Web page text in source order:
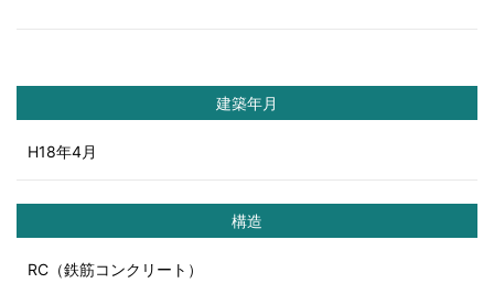
建築年月
H18年4月
構造
RC（鉄筋コンクリート）